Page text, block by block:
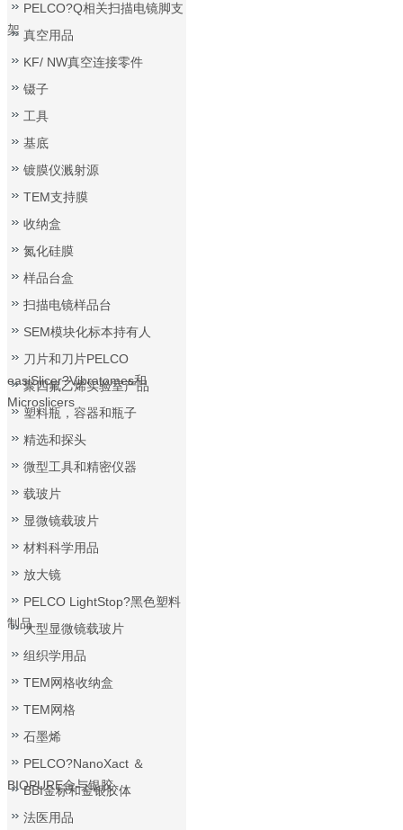
PELCO?Q相关扫描电镜脚支
架 真空用品
KF/ NW真空连接零件
镊子
工具
基底
镀膜仪溅射源
TEM支持膜
收纳盒
氮化硅膜
样品台盒
扫描电镜样品台
SEM模块化标本持有人
刀片和刀片PELCO
easiSlicer?Vibratomes和
Microslicers
聚四氟乙烯实验室产品
塑料瓶，容器和瓶子
精选和探头
微型工具和精密仪器
载玻片
显微镜载玻片
材料科学用品
放大镜
PELCO LightStop?黑色塑料
制品大型显微镜载玻片
组织学用品
TEM网格收纳盒
TEM网格
石墨烯
PELCO?NanoXact ＆
BIOPURE金与银胶
BBI金标和金银胶体
法医用品